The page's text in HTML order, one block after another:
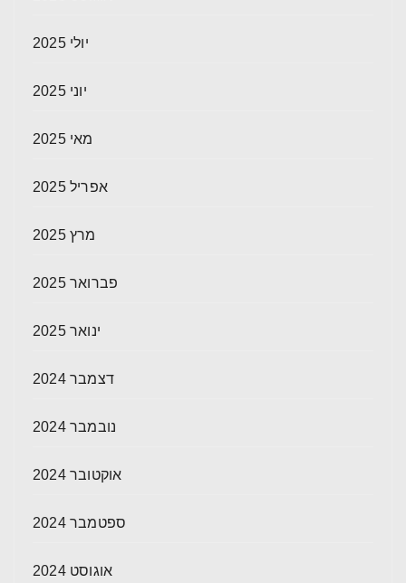
יולי 2025
יוני 2025
מאי 2025
אפריל 2025
מרץ 2025
פברואר 2025
ינואר 2025
דצמבר 2024
נובמבר 2024
אוקטובר 2024
ספטמבר 2024
אוגוסט 2024